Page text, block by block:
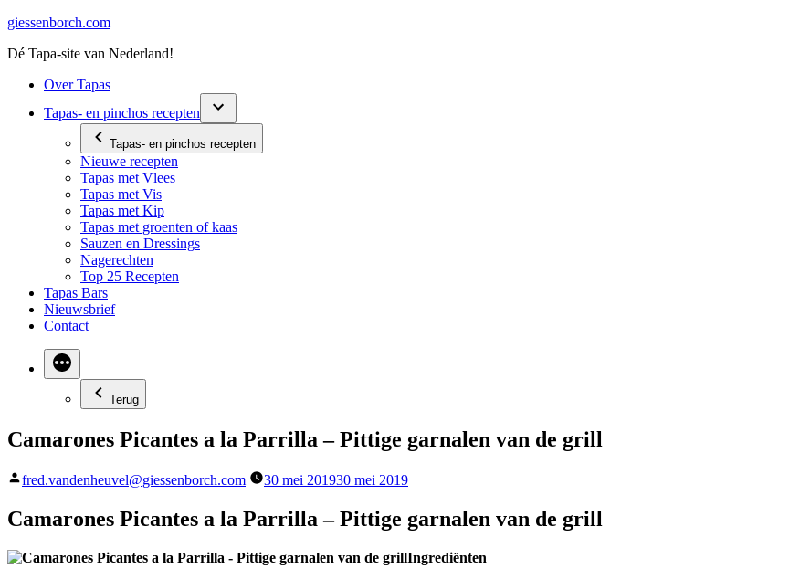
Ga
de
giessenborch.com
Dé Tapa-site van Nederland!
Over Tapas
Tapas- en pinchos recepten
Tapas- en pinchos recepten
Nieuwe recepten
Tapas met Vlees
Tapas met Vis
Tapas met Kip
Tapas met groenten of kaas
Sauzen en Dressings
Nagerechten
Top 25 Recepten
Tapas Bars
Nieuwsbrief
Contact
Terug
Camarones Picantes a la Parrilla – Pittige garnalen van de grill
Geplaatst
fred.vandenheuvel@giessenborch.com 30 mei 201930 mei 2019
Camarones Picantes a la Parrilla – Pittige garnalen van de grill
Ingrediënten